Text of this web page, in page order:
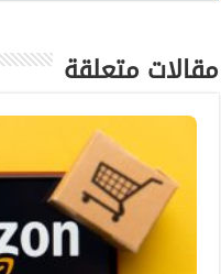
مقالات متعلقة